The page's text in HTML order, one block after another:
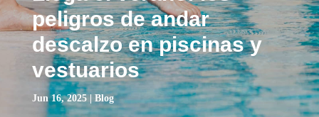
peligros de andar
descalzo en piscinas y
vestuarios
Jun 16, 2025| Blog